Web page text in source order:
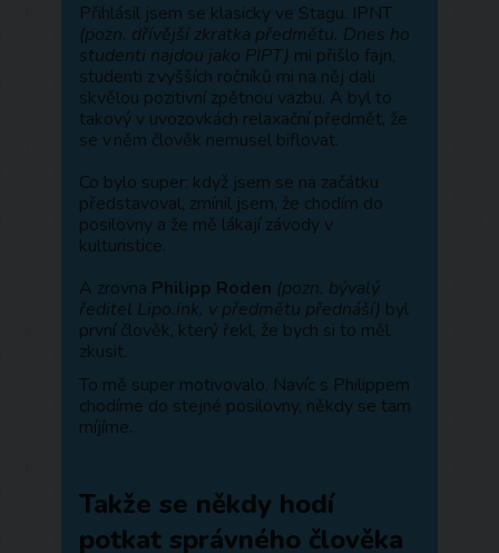
Přihlásil jsem se klasicky ve Stagu. IPNT
(pozn. dřívější zkratka předmětu. Dnes ho
studenti najdou jako PIPT) mi přišlo fajn,
studenti z vyšších ročníků mi na něj dali
skvělou pozitivní zpětnou vazbu. A byl to
takový v uvozovkách relaxační předmět, že
se v něm člověk nemusel biflovat.
Co bylo super: když jsem se na začátku
představoval, zmínil jsem, že chodím do
posilovny a že mě lákají závody v
kulturistice.
A zrovna Philipp Roden (pozn. bývalý
ředitel Lipo.ink, v předmětu přednáší) byl
první člověk, který řekl, že bych si to měl
zkusit.
To mě super motivovalo. Navíc s Philippem
chodíme do stejné posilovny, někdy se tam
míjíme.
Takže se někdy hodí
potkat správného člověka